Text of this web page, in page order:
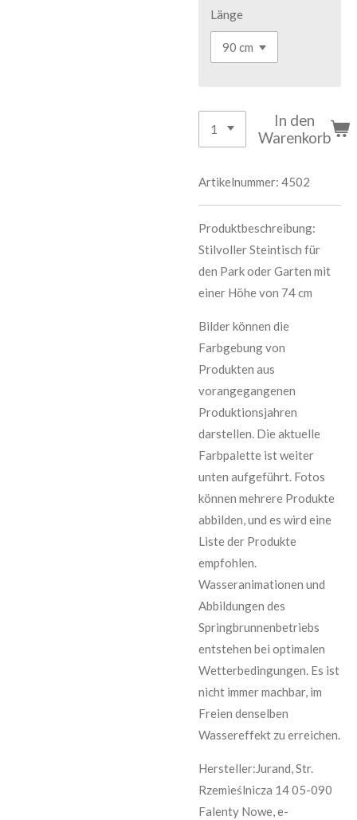
Länge
In den
Warenkorb
Artikelnummer: 4502
Produktbeschreibung:
Stilvoller Steintisch für
den Park oder Garten mit
einer Höhe von 74 cm
Bilder können die
Farbgebung von
Produkten aus
vorangegangenen
Produktionsjahren
darstellen. Die aktuelle
Farbpalette ist weiter
unten aufgeführt. Fotos
können mehrere Produkte
abbilden, und es wird eine
Liste der Produkte
empfohlen.
Wasseranimationen und
Abbildungen des
Springbrunnenbetriebs
entstehen bei optimalen
Wetterbedingungen. Es ist
nicht immer machbar, im
Freien denselben
Wassereffekt zu erreichen.
Hersteller:Jurand, Str.
Rzemieślnicza 14 05-090
Falenty Nowe, e-